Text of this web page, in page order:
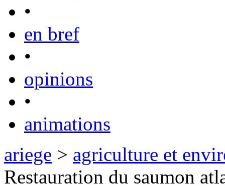
•
en bref
•
opinions
•
animations
ariege > agriculture et
Restauration du saumon